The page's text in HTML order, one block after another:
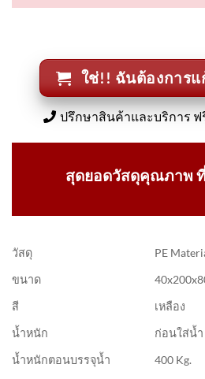
ใช่!! ฉันต้องการ
ปรึกษาสินค้าและบริการ ฟ
สุดยอดวัสดุคุณภาพ
วัสดุ
PE
ขนาด
สี
เหลือง
น้ำหนัก
ก่อนใส่น้ำ
น้ำหนักตอนบรรจุน้ำ
400 Kg.